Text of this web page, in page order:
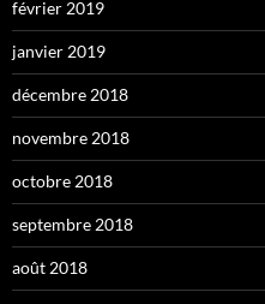
février 2019
janvier 2019
décembre 2018
novembre 2018
octobre 2018
septembre 2018
août 2018